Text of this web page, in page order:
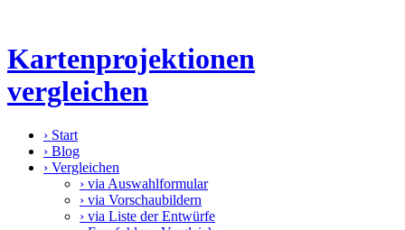
Kartenprojektionen
vergleichen
› Start
› Blog
› Vergleichen
› via Auswahlformular
› via Vorschaubildern
› via Liste der Entwürfe